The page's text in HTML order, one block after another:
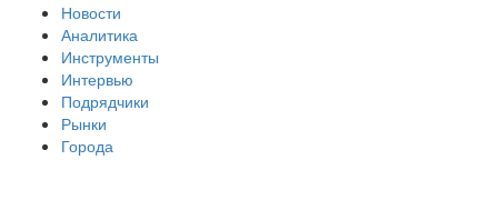
Новости
Аналитика
Инструменты
Интервью
Подрядчики
Рынки
Города